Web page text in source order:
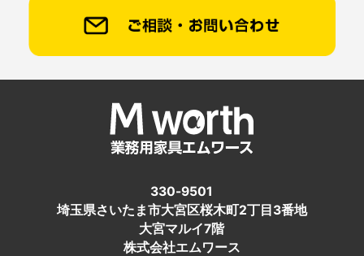
330-9501
埼玉県さいたま市大宮区桜木町2丁目3番地
大宮マルイ7階
株式会社エムワース